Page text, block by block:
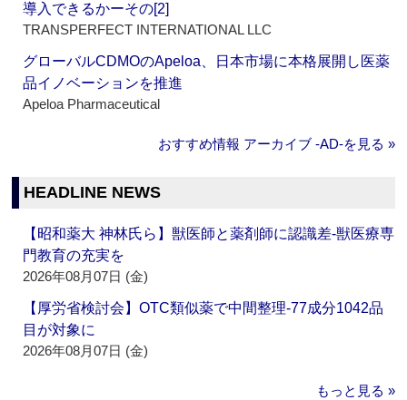
導入できるかーその[2]
TRANSPERFECT INTERNATIONAL LLC
グローバルCDMOのApeloa、日本市場に本格展開し医薬
品イノベーションを推進
Apeloa Pharmaceutical
おすすめ情報 アーカイブ ‐AD‐を見る »
HEADLINE NEWS
【昭和薬大 神林氏ら】獣医師と薬剤師に認識差‐獣医療専
門教育の充実を
2026年08月07日 (金)
【厚労省検討会】OTC類似薬で中間整理‐77成分1042品
目が対象に
2026年08月07日 (金)
もっと見る »